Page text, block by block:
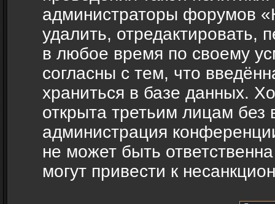
администраторы форумов
удалить, отредактировать,
в любое время по своему
согласны с тем, что
храниться в базе данных.
открыта третьим лицам
администрация
не может быть
могут привести к